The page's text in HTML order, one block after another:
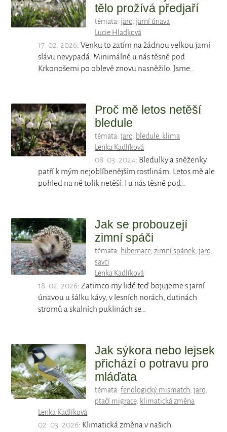
tělo prožívá předjaří
témata: jaro, jarní únava
Lucie Hladková
17. 02. 2026: Venku to zatím na žádnou velkou jarní
slávu nevypadá. Minimálně u nás těsně pod
Krkonošemi po oblevě znovu nasněžilo. Jsme…
Proč mě letos netěší
bledule
témata: jaro, bledule. klima
Lenka Kadlíková
08. 03. 2024: Bledulky a sněženky
patří k mým nejoblíbenějším rostlinám. Letos mě ale
pohled na ně tolik netěší. I u nás těsně pod…
Jak se probouzejí
zimní spáči
témata: hibernace, zimní spánek, jaro,
savci
Lenka Kadlíková
18. 02. 2026: Zatímco my lidé teď bojujeme s jarní
únavou u šálku kávy, v lesních norách, dutinách
stromů a skalních puklinách se…
Jak sýkora nebo lejsek
přichází o potravu pro
mláďata
témata: fenologický mismatch, jaro,
ptačí migrace, klimatická změna
Lenka Kadlíková
02. 03. 2026: Klimatická změna v našich